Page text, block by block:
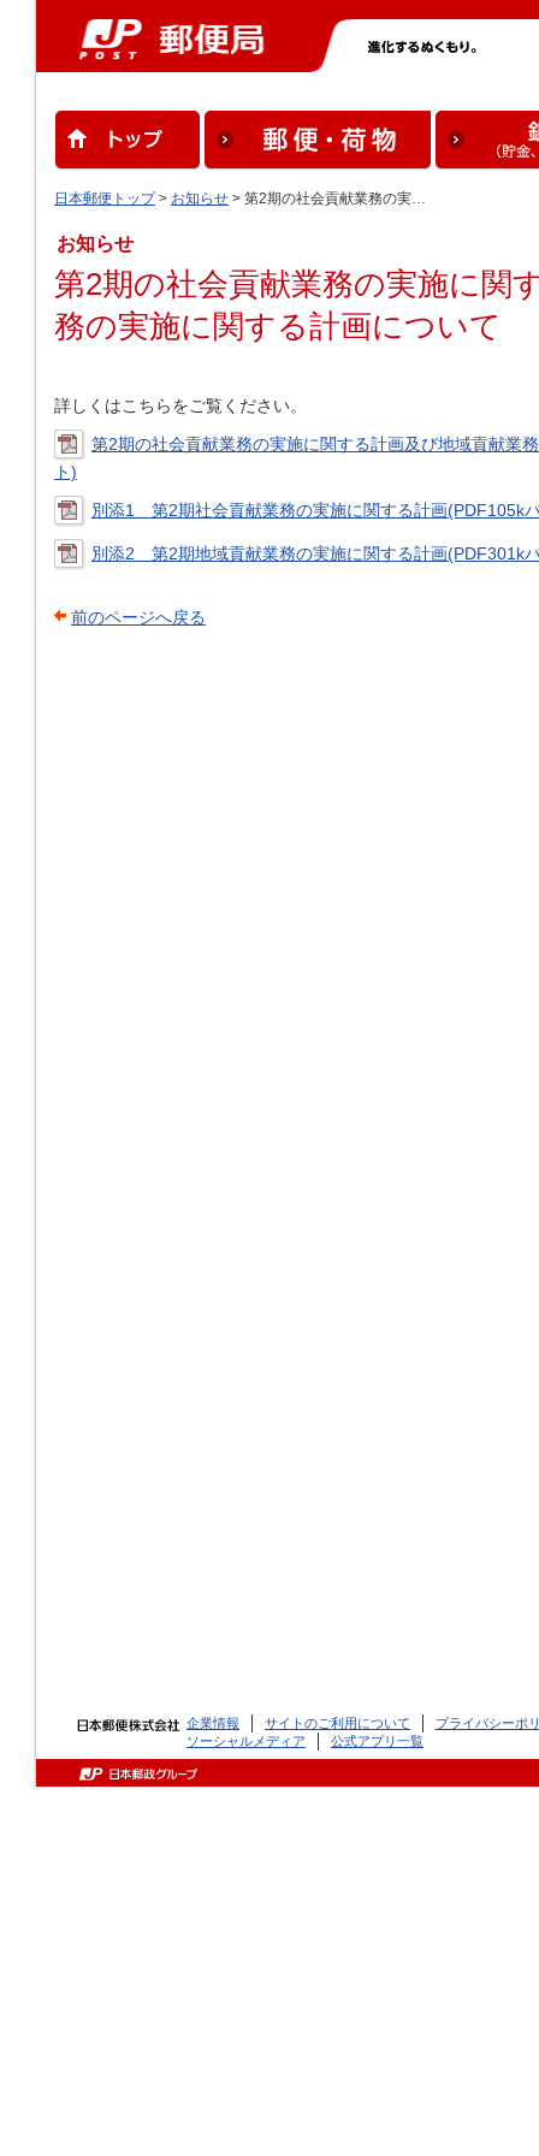
日本郵便トップ> お知らせ > 第2期の社会貢献業務の実…
お知らせ
第2期の社会貢献業務の実施に関
務の実施に関する計画について
詳しくはこちらをご覧ください。
第2期の社会貢献業務の実施に関する計画及び地域貢献業
ト)
別添1 第2期社会貢献業務の実施に関する計画(PDF105k
別添2 第2期地域貢献業務の実施に関する計画(PDF301k
前のページへ戻る
企業情報 サイトのご利用について
プライバシーポ
ソーシャルメディア
公式アプリ一覧